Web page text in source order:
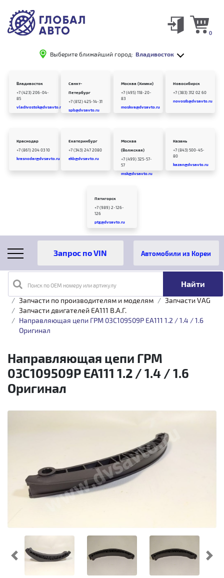
Выберите ближайший город: Владивосток
0
Владивосток
+7 (423) 206-04-
85
vladivostok@dvsavto.ru
Санкт-
Петербург
+7 (812) 425-14-31
spb@dvsavto.ru
Москва (Химки)
+7 (495) 118-20-
83
moskva@dvsavto.ru
Новосибирск
+7 (383) 312 02 60
novosib@dvsavto.ru
Краснодар
+7 (861) 204 03 10
krasnodar@dvsavto.ru
Екатеринбург
+7 (343) 247 2080
ekb@dvsavto.ru
Москва
(Волжская)
+7 (499) 325-57-
57
msk@dvsavto.ru
Казань
+7 (843) 500-45-
80
kazan@dvsavto.ru
Пятигорск
+7 (989) 2-126-
126
ptg@dvsavto.ru
Поиск по OEM номеру или артикулу
Автомобили из Кореи
Главная
Каталог товаров
Запчасти по производителям и моделям
Запчасти VAG
Запчасти двигателей EA111 B.A.Г.
Направляющая цепи ГРМ 03C109509P EA111 1.2 / 1.4 / 1.6
Оригинал
Направляющая цепи ГРМ
03C109509P EA111 1.2 / 1.4 / 1.6
Оригинал
Предыдущий